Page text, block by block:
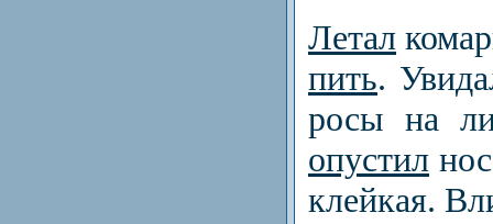
Летал
пить.
росы на
опустил
клейкая.